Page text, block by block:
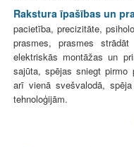
Rakstura īpašības un
pacietība, precizitāte,
prasmes, prasmes
elektriskās montāžas un
sajūta, spējas sniegt
arī vienā svešvalodā,
tehnoloģijām.